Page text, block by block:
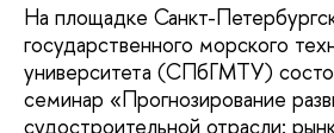
На площадке Санкт-
государственного морского
университета (СПбГМТУ)
семинар «Прогнозирование
судостроительной отрасли: